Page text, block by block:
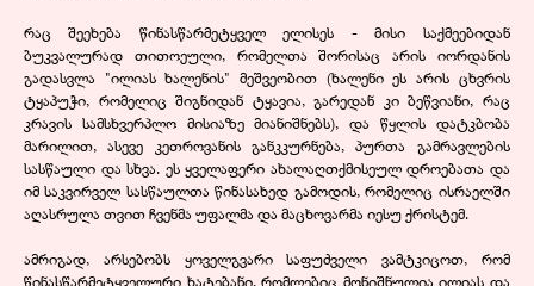
რაც შეეხება წინასწარმეტყველ ელისეს - მისი საქმეებიდან
ბუკვალურად თითოეული, რომელთა შორისაც არის იორდანის
გადასვლა "ილიას ხალენის" მეშვეობით (ხალენი ეს არის ცხვრის
ტყაპუჭი, რომელიც შიგნიდან ტყავია, გარედან კი ბეწვიანი, რაც
კრავის სამსხვერპლო მისიაზე მიანიშნებს), და წყლის დატკბობა
მარილით, ასევე კეთროვანის განკკურნება, პურთა გამრავლების
სასწაული და სხვა. ეს ყველაფერი ახალაღთქმისეულ დროებათა და
იმ საკვირველ სასწაულთა წინასახედ გამოდის, რომელიც ისრაელში
აღასრულა თვით ჩვენმა უფალმა და მაცხოვარმა იესუ ქრისტემ.
ამრიგად, არსებობს ყოველგვარი საფუძველი ვამტკიცოთ, რომ
წინასწარმეტყველური ხატებანი, რომლებიც მონიშნულია ილიას და